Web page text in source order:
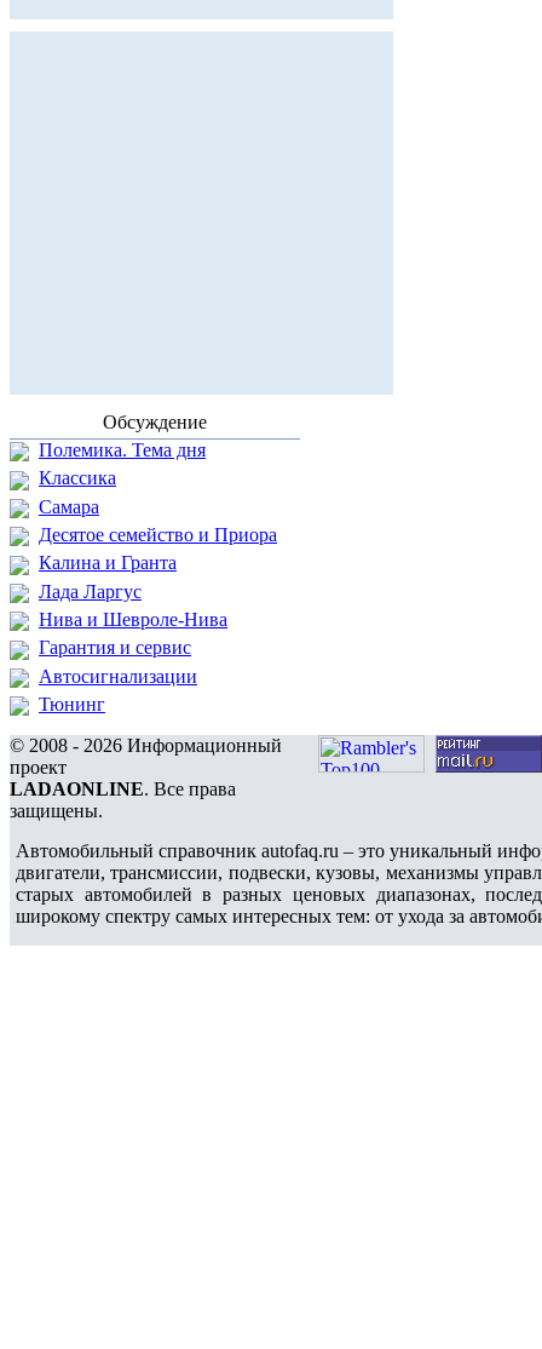
Обсуждение
Полемика. Тема дня
Классика
Самара
Десятое семейство и Приора
Калина и Гранта
Лада Ларгус
Нива и Шевроле-Нива
Гарантия и сервис
Автосигнализации
Тюнинг
© 2008 - 2026 Информационный
проект
LADAONLINE. Все права
защищены.
Автомобильный справочник autofaq.ru – это уникальный
двигатели, трансмиссии, подвески, кузовы, механизмы
старых автомобилей в разных ценовых диапазонах,
широкому спектру самых интересных тем: от ухода за